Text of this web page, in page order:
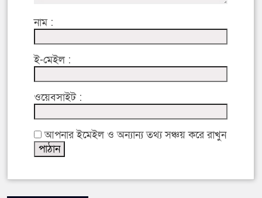
নাম :
ই-মেইল :
ওয়েবসাইট :
আপনার ইমেইল ও অন্যান্য তথ্য সঞ্চয় করে রাখুন